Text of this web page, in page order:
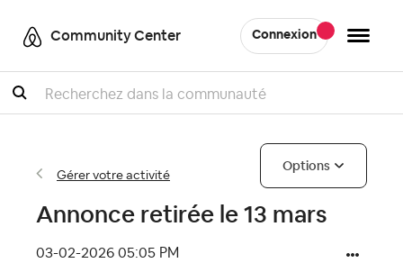
Community Center Connexion
Recherche
Gérer votre activité
Options
Annonce retirée le 13 mars
‎03-02-2026 05:05 PM